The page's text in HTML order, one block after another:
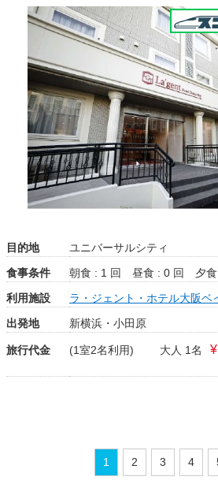
だ値◇ＪＲ駅受取
目的地
ユニバーサルシティ
食事条件
朝食 : 1 回 昼食 : 0 回
夕
利用施設
ラ・ジェント・ホテル大阪ベ
出発地
新横浜・小田原
旅行代金 (1室2名利用) 大人 1名
1 2 3 4